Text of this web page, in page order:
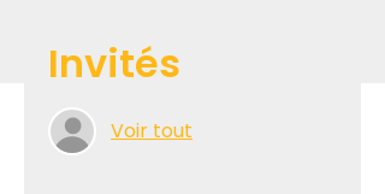
Invités
Voir tout